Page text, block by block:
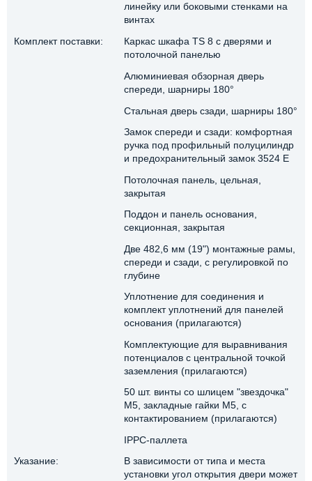
линейку или боковыми стенками на
винтах
Комплект поставки:
Каркас шкафа TS 8 с дверями и
потолочной панелью
Алюминиевая обзорная дверь
спереди, шарниры 180°
Стальная дверь сзади, шарниры 180°
Замок спереди и сзади: комфортная
ручка под профильный полуцилиндр
и предохранительный замок 3524 E
Потолочная панель, цельная,
закрытая
Поддон и панель основания,
секционная, закрытая
Две 482,6 мм (19") монтажные рамы,
спереди и сзади, с регулировкой по
глубине
Уплотнение для соединения и
комплект уплотнений для панелей
основания (прилагаются)
Комплектующие для выравнивания
потенциалов с центральной точкой
заземления (прилагаются)
50 шт. винты со шлицем "звездочка"
М5, закладные гайки M5, с
контактированием (прилагаются)
IPPC-паллета
Указание:
В зависимости от типа и места
установки угол открытия двери может